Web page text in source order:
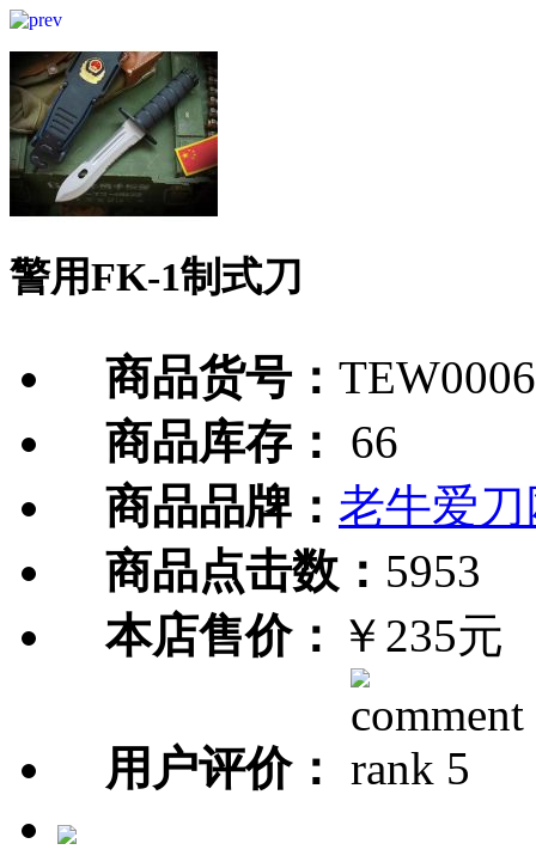
警用FK-1制式刀
商品货号：
商品库存：
66
商品品牌： 老牛爱刀
商品点击数： 5953
本店售价： ￥235元
用户评价：